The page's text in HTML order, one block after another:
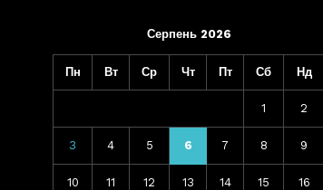
Серпень 2026
Пн Вт Ср Чт Пт Сб Нд
1 2
3 4 5 6 7 8 9
10 11 12 13 14 15 16